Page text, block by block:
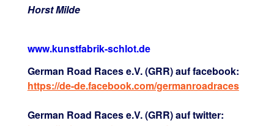
Horst Milde
www.kunstfabrik-schlot.de
German Road Races e.V. (GRR) auf facebook:
https://de-de.facebook.com/germanroadraces
German Road Races e.V. (GRR) auf twitter: